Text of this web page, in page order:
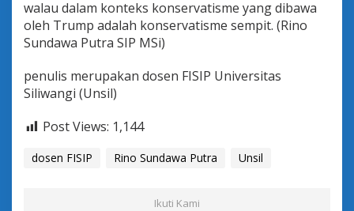
walau dalam konteks konservatisme yang dibawa
oleh Trump adalah konservatisme sempit. (Rino
Sundawa Putra SIP MSi)
penulis merupakan dosen FISIP Universitas
Siliwangi (Unsil)
Post Views: 1,144
dosen FISIP Rino Sundawa Putra Unsil
Ikuti Kami